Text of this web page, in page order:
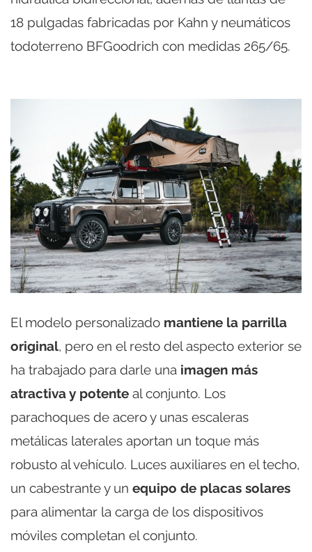
18 pulgadas fabricadas por Kahn y neumáticos
todoterreno BFGoodrich con medidas 265/65.
El modelo personalizado mantiene la parrilla
original, pero en el resto del aspecto exterior se
ha trabajado para darle una imagen más
atractiva y potente al conjunto. Los
parachoques de acero y unas escaleras
metálicas laterales aportan un toque más
robusto al vehículo. Luces auxiliares en el techo,
un cabestrante y un equipo de placas solares
para alimentar la carga de los dispositivos
móviles completan el conjunto.